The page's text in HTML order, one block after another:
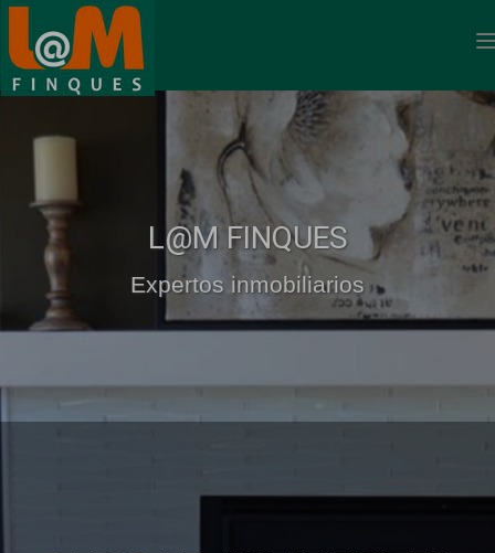
L@M FINQUES
Expertos inmobiliarios